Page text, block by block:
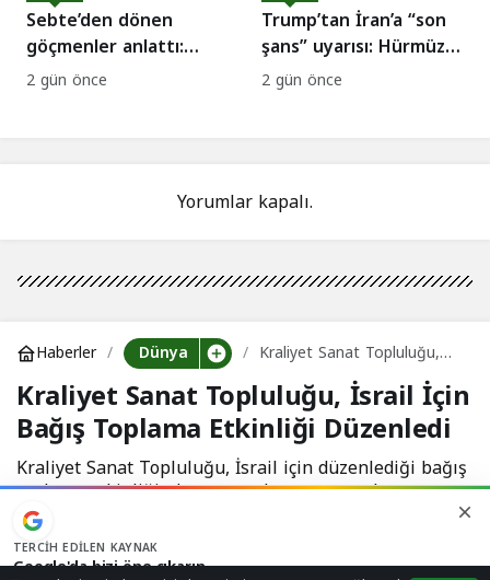
Sebte’den dönen
göçmenler anlattı:
Hayalimiz açık
cezaevine dönüştü
2 gün önce
Trump’tan İran’a “son
şans” uyarısı: Hürmüz
Boğazı yarın açılabilir!
2 gün önce
Yorumlar kapalı.
Haberler Dünya
Kraliyet Sanat Topluluğu,
İsrail İçin Bağış Toplama
Etkinliği Düzenledi
Kraliyet Sanat Topluluğu, İsrail İçin
Bağış Toplama Etkinliği Düzenledi
Kraliyet Sanat Topluluğu, İsrail için düzenlediği bağış
toplama etkinliğinde personel protestosuyla
karşılaştı.
Fuozsoytarafından yayınlandı
TERCIH EDILEN KAYNAK
Google'da bizi öne çıkarın